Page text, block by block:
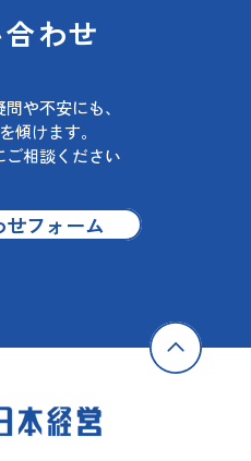
わせ
や不安にも、
傾けます。
ご相談ください
フォーム